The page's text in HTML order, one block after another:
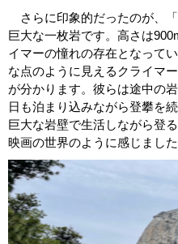
さらに印象的だったのが、
巨大な一枚岩です。高さは
イマーの憧れの存在となって
な点のように見えるクライマ
が分かります。彼らは途中の
日も泊まり込みながら登攀を
巨大な岩壁で生活しながら登
映画の世界のように感じました